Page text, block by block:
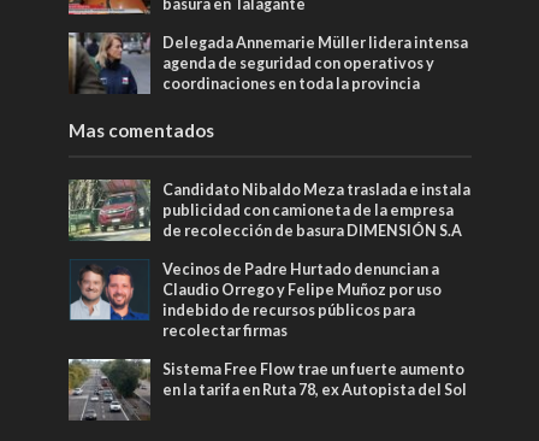
basura en Talagante
Delegada Annemarie Müller lidera intensa
agenda de seguridad con operativos y
coordinaciones en toda la provincia
Mas comentados
Candidato Nibaldo Meza traslada e instala
publicidad con camioneta de la empresa
de recolección de basura DIMENSIÓN S.A
Vecinos de Padre Hurtado denuncian a
Claudio Orrego y Felipe Muñoz por uso
indebido de recursos públicos para
recolectar firmas
Sistema Free Flow trae un fuerte aumento
en la tarifa en Ruta 78, ex Autopista del Sol